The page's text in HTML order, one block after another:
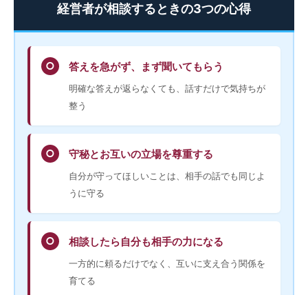
経営者が相談するときの3つの心得
○ 答えを急がず、まず聞いてもらう
明確な答えが返らなくても、話すだけで気持ちが
整う
○ 守秘とお互いの立場を尊重する
自分が守ってほしいことは、相手の話でも同じよ
うに守る
○ 相談したら自分も相手の力になる
一方的に頼るだけでなく、互いに支え合う関係を
育てる